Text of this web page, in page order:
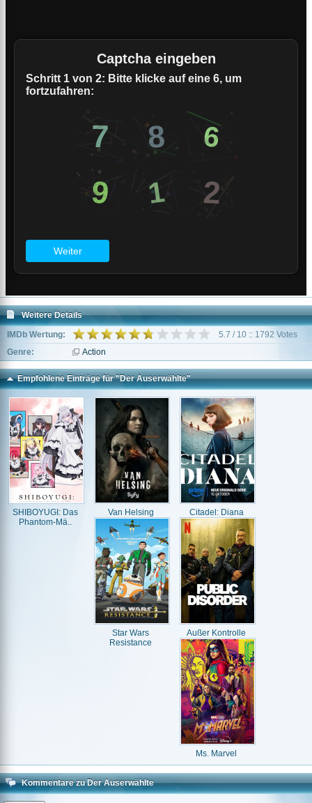
Weitere Details
IMDb Wertung:
5.7 / 10 :: 1792 Votes
Genre:
Action
Empfohlene Einträge für "Der Auserwählte"
SHIBOYUGI: Das
Phantom-Mä..
Van Helsing Citadel: Diana
Star Wars
Resistance
Außer Kontrolle
Ms. Marvel
Kommentare zu Der Auserwählte